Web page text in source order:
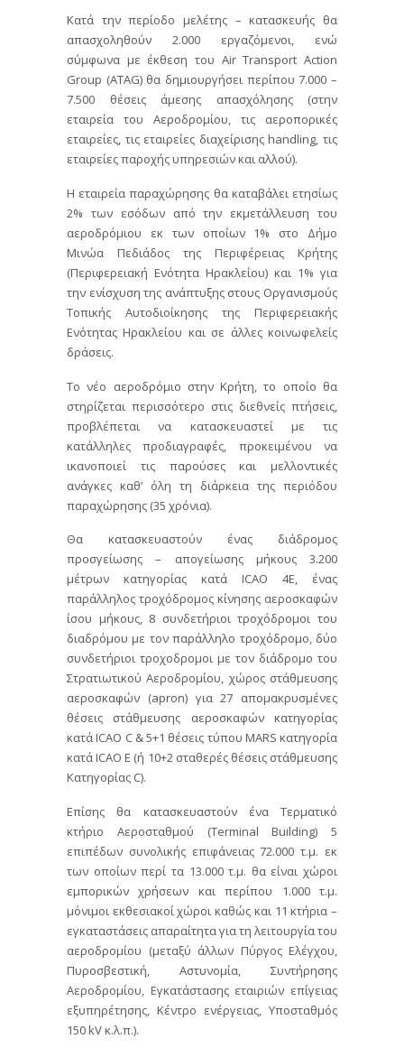
Κατά την περίοδο μελέτης – κατασκευής θα
απασχοληθούν 2.000 εργαζόμενοι, ενώ
σύμφωνα με έκθεση του Air Transport Action
Group (ATAG) θα δημιουργήσει περίπου 7.000 –
7.500 θέσεις άμεσης απασχόλησης (στην
εταιρεία του Αεροδρομίου, τις αεροπορικές
εταιρείες, τις εταιρείες διαχείρισης handling, τις
εταιρείες παροχής υπηρεσιών και αλλού).
Η εταιρεία παραχώρησης θα καταβάλει ετησίως
2% των εσόδων από την εκμετάλλευση του
αεροδρόμιου εκ των οποίων 1% στο Δήμο
Μινώα Πεδιάδος της Περιφέρειας Κρήτης
(Περιφερειακή Ενότητα Ηρακλείου) και 1% για
την ενίσχυση της ανάπτυξης στους Οργανισμούς
Τοπικής Αυτοδιοίκησης της Περιφερειακής
Ενότητας Ηρακλείου και σε άλλες κοινωφελείς
δράσεις.
Το νέο αεροδρόμιο στην Κρήτη, το οποίο θα
στηρίζεται περισσότερο στις διεθνείς πτήσεις,
προβλέπεται να κατασκευαστεί με τις
κατάλληλες προδιαγραφές, προκειμένου να
ικανοποιεί τις παρούσες και μελλοντικές
ανάγκες καθ’ όλη τη διάρκεια της περιόδου
παραχώρησης (35 χρόνια).
Θα κατασκευαστούν ένας διάδρομος
προσγείωσης – απογείωσης μήκους 3.200
μέτρων κατηγορίας κατά ICAO 4E, ένας
παράλληλος τροχόδρομος κίνησης αεροσκαφών
ίσου μήκους, 8 συνδετήριοι τροχόδρομοι του
διαδρόμου με τον παράλληλο τροχόδρομο, δύο
συνδετήριοι τροχοδρομοι με τον διάδρομο του
Στρατιωτικού Αεροδρομίου, χώρος στάθμευσης
αεροσκαφών (apron) για 27 απομακρυσμένες
θέσεις στάθμευσης αεροσκαφών κατηγορίας
κατά ICAO C & 5+1 θέσεις τύπου MARS κατηγορία
κατά ICAO E (ή 10+2 σταθερές θέσεις στάθμευσης
Κατηγορίας C).
Επίσης θα κατασκευαστούν ένα Τερματικό
κτήριο Αεροσταθμού (Terminal Building) 5
επιπέδων συνολικής επιφάνειας 72.000 τ.μ. εκ
των οποίων περί τα 13.000 τ.μ. θα είναι χώροι
εμπορικών χρήσεων και περίπου 1.000 τ.μ.
μόνιμοι εκθεσιακοί χώροι καθώς και 11 κτήρια –
εγκαταστάσεις απαραίτητα για τη λειτουργία του
αεροδρομίου (μεταξύ άλλων Πύργος Ελέγχου,
Πυροσβεστική, Αστυνομία, Συντήρησης
Αεροδρομίου, Εγκατάστασης εταιριών επίγειας
εξυπηρέτησης, Κέντρο ενέργειας, Υποσταθμός
150 kV κ.λ.π.).